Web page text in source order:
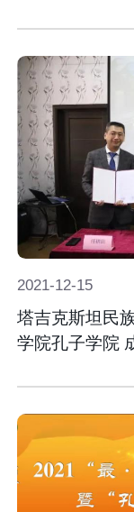
2021-12-15
塔吉克斯坦民
学院孔子学院